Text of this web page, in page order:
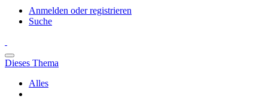
Anmelden oder registrieren
Suche
Dieses Thema
Alles